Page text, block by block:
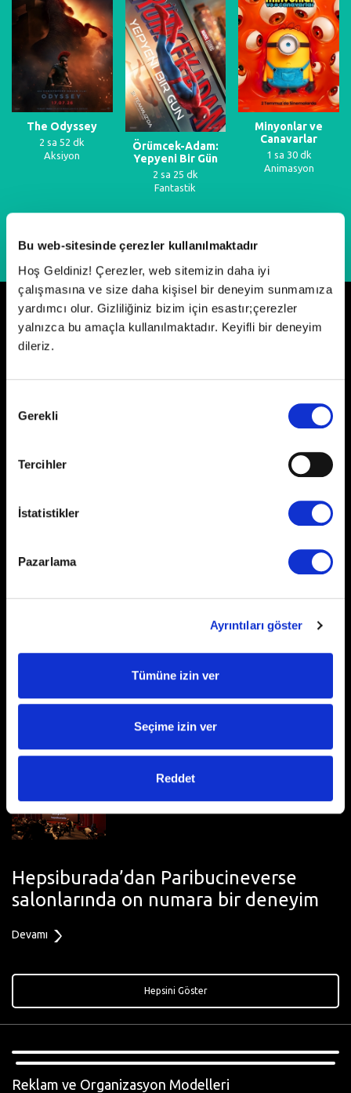
Bu web-sitesinde çerezler kullanılmaktadır
Hoş Geldiniz! Çerezler, web sitemizin daha iyi
çalışmasına ve size daha kişisel bir deneyim sunmamıza
yardımcı olur. Gizliliğiniz bizim için esastır;çerezler
yalnızca bu amaçla kullanılmaktadır. Keyifli bir deneyim
dileriz.
Seçimi
Gerekli
Tercihler
İstatistikler
Pazarlama
Ayrıntıları göster
Tümüne izin ver
Seçime izin ver
Reddet
The Odyssey
2 sa 52 dk
Aksiyon
Örümcek-Adam:
Yepyeni Bir Gün
2 sa 25 dk
Fantastik
Minyonlar ve
Canavarlar
1 sa 30 dk
Animasyon
Neler Oluyor?
ile Örgü Şenliği
MarsMedia X Peugeot - 14 Şubat
Sevgililer Günü Kampanyası
Hepsiburada’dan Paribucineverse
salonlarında on numara bir deneyim
Devamı
Hepsini Göster
Reklam ve Organizasyon Modelleri